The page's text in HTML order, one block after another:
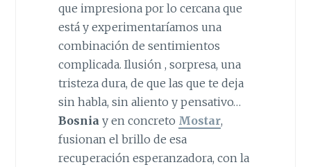
que impresiona por lo cercana que
está y experimentaríamos una
combinación de sentimientos
complicada. Ilusión , sorpresa, una
tristeza dura, de que las que te deja
sin habla, sin aliento y pensativo…
Bosnia y en concreto Mostar,
fusionan el brillo de esa
recuperación esperanzadora, con la